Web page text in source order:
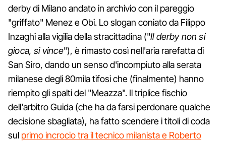
derby di Milano andato in archivio con il pareggio
"griffato" Menez e Obi. Lo slogan coniato da Filippo
Inzaghi alla vigilia della stracittadina ("Il derby non si
gioca, si vince"), è rimasto così nell'aria rarefatta di
San Siro, dando un senso d'incompiuto alla serata
milanese degli 80mila tifosi che (finalmente) hanno
riempito gli spalti del "Meazza". Il triplice fischio
dell'arbitro Guida (che ha da farsi perdonare qualche
decisione sbagliata), ha fatto scendere i titoli di coda
sul primo incrocio tra il tecnico milanista e Roberto